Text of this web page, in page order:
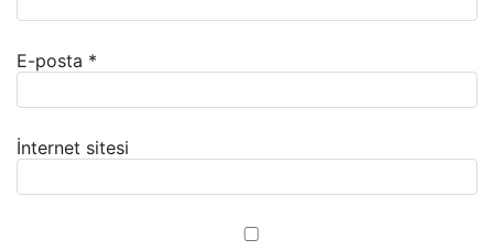
E-posta *
İnternet sitesi